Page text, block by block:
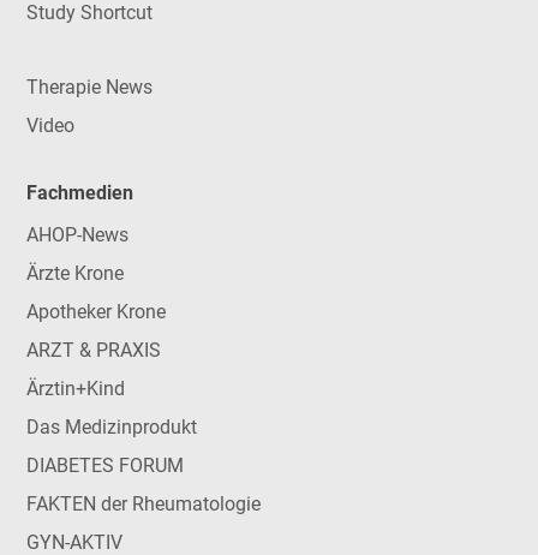
Study Shortcut
Therapie News
Video
Fachmedien
AHOP-News
Ärzte Krone
Apotheker Krone
ARZT & PRAXIS
Ärztin+Kind
Das Medizinprodukt
DIABETES FORUM
FAKTEN der Rheumatologie
GYN-AKTIV